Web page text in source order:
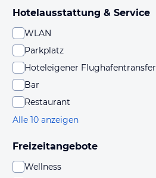
Hotelausstattung & Service
WLAN
Parkplatz
Hoteleigener Flughafentransfer
Bar
Restaurant
Alle 10 anzeigen
Freizeitangebote
Wellness